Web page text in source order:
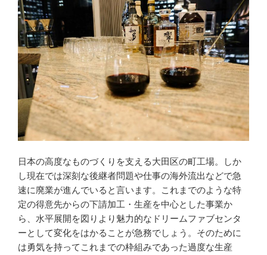
日本の高度なものづくりを支える大田区の町工場。しか
し現在では深刻な後継者問題や仕事の海外流出などで急
速に廃業が進んでいると言います。これまでのような特
定の得意先からの下請加工・生産を中心とした事業か
ら、水平展開を図りより魅力的なドリームファブセンタ
ーとして変化をはかることが急務でしょう。そのために
は勇気を持ってこれまでの枠組みであった過度な生産